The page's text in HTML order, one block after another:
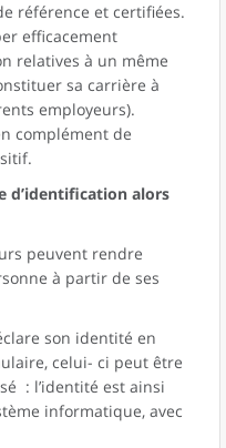
référence et certifiées.
efficacement
relatives à un même
sa carrière à
employeurs).
complément de
d’identification alors
peuvent rendre
à partir de ses
son identité en
celui- ci peut être
: l’identité est ainsi
informatique, avec